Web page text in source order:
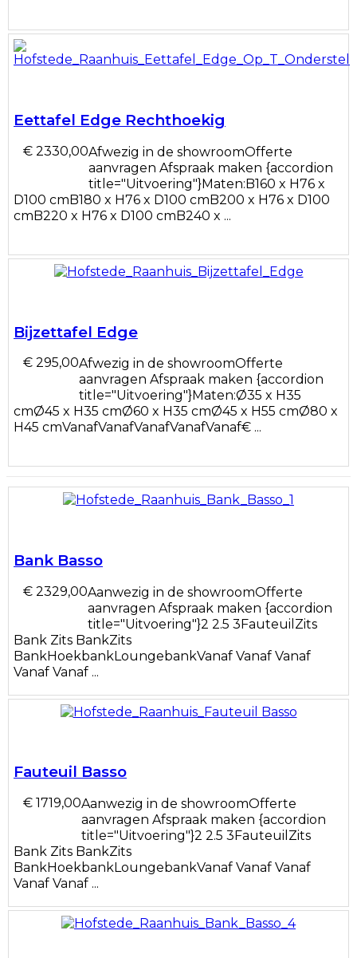
Eettafel Edge Rechthoekig
€ 2330,00Afwezig in de showroomOfferte
aanvragen Afspraak maken {accordion
title="Uitvoering"}Maten:B160 x H76 x
D100 cmB180 x H76 x D100 cmB200 x H76 x D100
cmB220 x H76 x D100 cmB240 x ...
Bijzettafel Edge
€ 295,00Afwezig in de showroomOfferte
aanvragen Afspraak maken {accordion
title="Uitvoering"}Maten:Ø35 x H35
cmØ45 x H35 cmØ60 x H35 cmØ45 x H55 cmØ80 x
H45 cmVanafVanafVanafVanafVanaf€ ...
Bank Basso
€ 2329,00Aanwezig in de showroomOfferte
aanvragen Afspraak maken {accordion
title="Uitvoering"}2 2.5 3FauteuilZits
Bank Zits BankZits
BankHoekbankLoungebankVanaf Vanaf Vanaf
Vanaf Vanaf ...
Fauteuil Basso
€ 1719,00Aanwezig in de showroomOfferte
aanvragen Afspraak maken {accordion
title="Uitvoering"}2 2.5 3FauteuilZits
Bank Zits BankZits
BankHoekbankLoungebankVanaf Vanaf Vanaf
Vanaf Vanaf ...